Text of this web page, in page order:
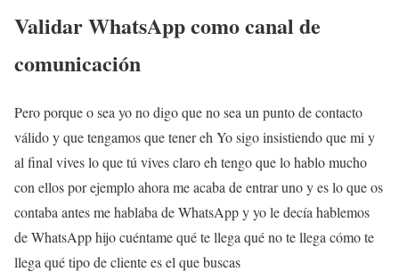
Validar WhatsApp como canal de
comunicación
Pero porque o sea yo no digo que no sea un punto de contacto
válido y que tengamos que tener eh Yo sigo insistiendo que mi y
al final vives lo que tú vives claro eh tengo que lo hablo mucho
con ellos por ejemplo ahora me acaba de entrar uno y es lo que os
contaba antes me hablaba de WhatsApp y yo le decía hablemos
de WhatsApp hijo cuéntame qué te llega qué no te llega cómo te
llega qué tipo de cliente es el que buscas